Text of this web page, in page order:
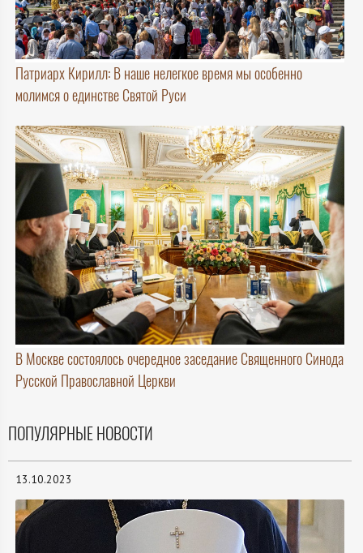
Патриарх Кирилл: В наше нелегкое время мы особенно
молимся о единстве Святой Руси
В Москве состоялось очередное заседание Священного Синода
Русской Православной Церкви
ПОПУЛЯРНЫЕ НОВОСТИ
13.10.2023